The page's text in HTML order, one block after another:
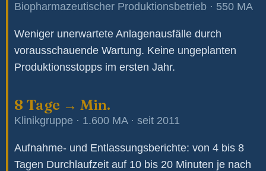
Biopharmazeutischer Produktionsbetrieb · 550 MA
Weniger unerwartete Anlagenausfälle durch
vorausschauende Wartung. Keine ungeplanten
Produktionsstopps im ersten Jahr.
8 Tage → Min.
Klinikgruppe · 1.600 MA · seit 2011
Aufnahme- und Entlassungsberichte: von 4 bis 8
Tagen Durchlaufzeit auf 10 bis 20 Minuten je nach